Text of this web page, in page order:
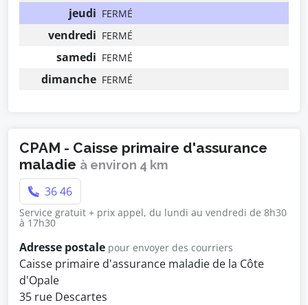
jeudi FERMÉ
vendredi FERMÉ
samedi FERMÉ
dimanche FERMÉ
CPAM - Caisse primaire d'assurance
maladie à environ 4 km
36 46
Service gratuit + prix appel, du lundi au vendredi de 8h30
à 17h30
Adresse postale pour envoyer des courriers
Caisse primaire d'assurance maladie de la Côte
d'Opale
35 rue Descartes